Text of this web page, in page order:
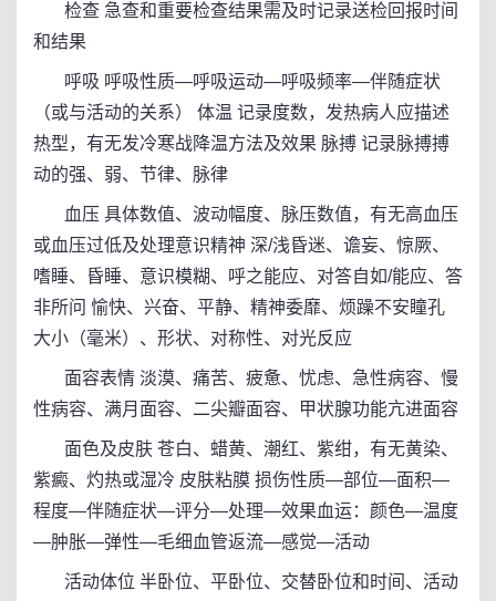
检查 急查和重要检查结果需及时记录送检回报时间
和结果
呼吸 呼吸性质—呼吸运动—呼吸频率—伴随症状
（或与活动的关系） 体温 记录度数，发热病人应描述
热型，有无发冷寒战降温方法及效果 脉搏 记录脉搏搏
动的强、弱、节律、脉律
血压 具体数值、波动幅度、脉压数值，有无高血压
或血压过低及处理意识精神 深/浅昏迷、谵妄、惊厥、
嗜睡、昏睡、意识模糊、呼之能应、对答自如/能应、答
非所问 愉快、兴奋、平静、精神委靡、烦躁不安瞳孔
大小（毫米）、形状、对称性、对光反应
面容表情 淡漠、痛苦、疲惫、忧虑、急性病容、慢
性病容、满月面容、二尖瓣面容、甲状腺功能亢进面容
面色及皮肤 苍白、蜡黄、潮红、紫绀，有无黄染、
紫癜、灼热或湿冷 皮肤粘膜 损伤性质—部位—面积—
程度—伴随症状—评分—处理—效果血运：颜色—温度
—肿胀—弹性—毛细血管返流—感觉—活动
活动体位 半卧位、平卧位、交替卧位和时间、活动